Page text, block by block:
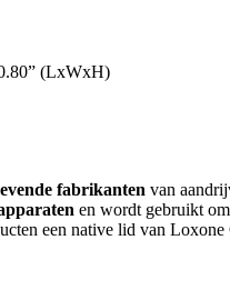
(LxWxH)
fabrikanten van
en wordt gebruikt om
een native lid van